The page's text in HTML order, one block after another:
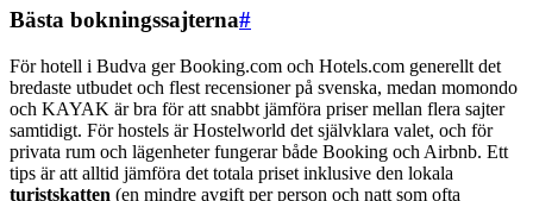
Bästa bokningssajterna#
För hotell i Budva ger Booking.com och Hotels.com generellt det
bredaste utbudet och flest recensioner på svenska, medan momondo
och KAYAK är bra för att snabbt jämföra priser mellan flera sajter
samtidigt. För hostels är Hostelworld det självklara valet, och för
privata rum och lägenheter fungerar både Booking och Airbnb. Ett
tips är att alltid jämföra det totala priset inklusive den lokala
turistskatten (en mindre avgift per person och natt som ofta